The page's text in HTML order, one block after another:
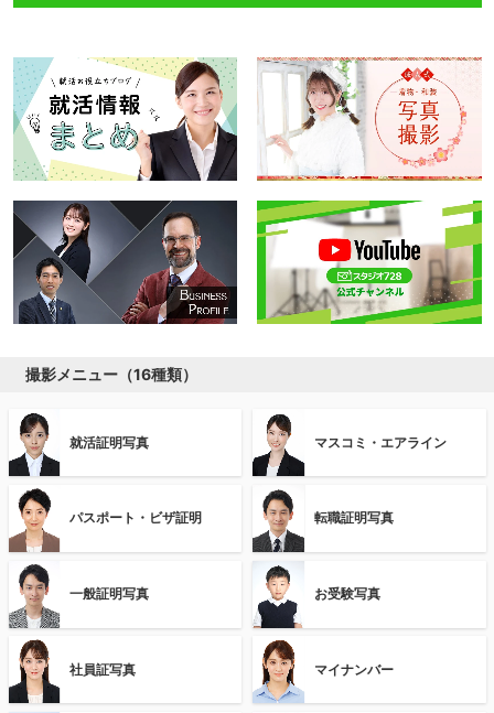
撮影メニュー（16種類）
就活証明写真 マスコミ・エアライン
パスポート・ビザ証明 転職証明写真
一般証明写真 お受験写真
社員証写真 マイナンバー